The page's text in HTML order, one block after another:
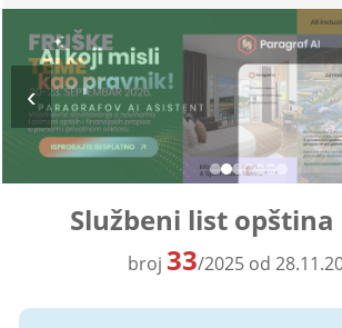
Službeni list opština
broj 33/2025 od